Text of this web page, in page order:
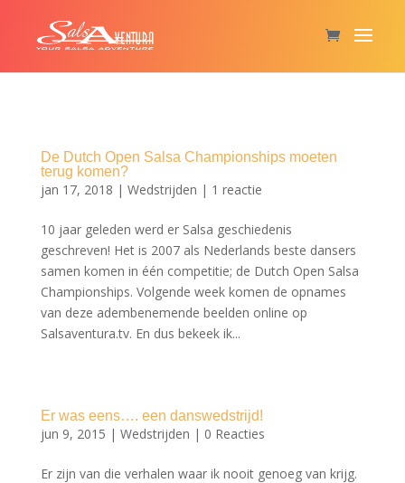
De Dutch Open Salsa Championships moeten
terug komen?​
jan 17, 2018 | Wedstrijden | 1 reactie
10 jaar geleden werd er Salsa geschiedenis
geschreven! Het is 2007 als Nederlands beste dansers
samen komen in één competitie; de Dutch Open Salsa
Championships. Volgende week komen de opnames
van deze adembenemende beelden online op
Salsaventura.tv. En dus bekeek ik...
Er was eens…. een danswedstrijd!
jun 9, 2015 | Wedstrijden | 0 Reacties
Er zijn van die verhalen waar ik nooit genoeg van krijg.